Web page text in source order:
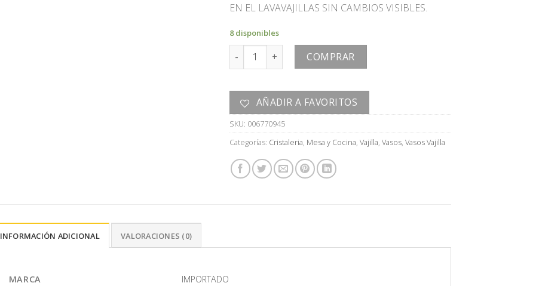
EN EL LAVAVAJILLAS SIN CAMBIOS VISIBLES.
8 disponibles
VASO cantidad COMPRAR
AÑADIR A FAVORITOS
SKU: 006770945
Categorías: Cristaleria, Mesa y Cocina,Vajilla,Vasos,Vasos Vajilla
INFORMACIÓN ADICIONAL VALORACIONES (0)
MARCA IMPORTADO